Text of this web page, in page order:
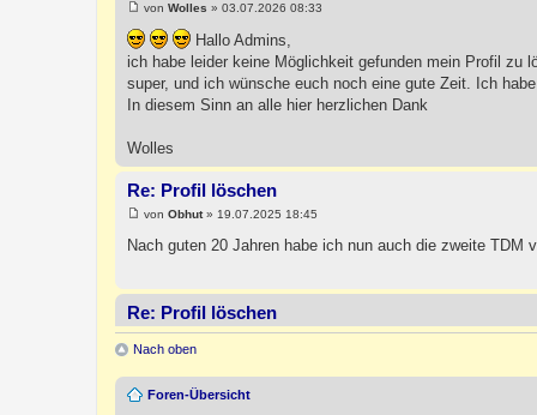
e
i
t
a
g
von Wolles » 03.07.2026 08:33
Hallo Admins,
ich habe leider keine Möglichkeit gefunden mein Profil zu
super, und ich wünsche euch noch eine gute Zeit. Ich
In diesem Sinn an alle hier herzlichen Dank
Wolles
Re: Profil löschen
i
a
g
von Obhut» 19.07.2025 18:45
Nach guten 20 Jahren habe ich nun auch die zweite
Re: Profil löschen
B
i
vonPatric1978» 02.07.2025 11:05
Nach oben
Foren-Übersicht